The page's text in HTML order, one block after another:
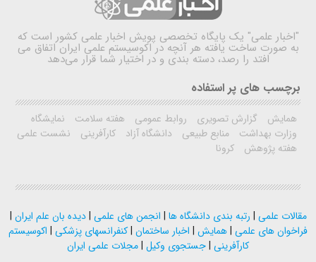
"اخبار علمی" یک پایگاه تخصصی پویش اخبار علمی کشور است که
به صورت ساخت یافته هر آنچه در اکوسیستم علمی ایران اتفاق می
افتد را رصد، دسته بندی و در اختیار شما قرار می‌دهد
برچسب های پر استفاده
همایش گزارش تصویری روابط عمومی هفته سلامت
نمایشگاه
وزارت بهداشت
منابع طبیعی دانشگاه آزاد کارآفرینی
نشست علمی
هفته پژوهش
کرونا
مقالات علمی | رتبه بندی دانشگاه ها | انجمن های علمی |دیده بان علم ایران |
فراخوان های علمی |همایش | اخبار ساختمان |کنفرانسهای پزشکی | اکوسیستم
کارآفرینی |جستجوی وکیل |مجلات علمی ایران